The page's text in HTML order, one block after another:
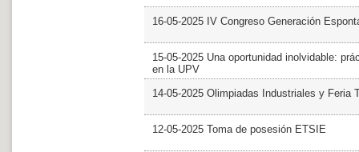
16-05-2025 IV Congreso Generación
15-05-2025 Una oportunidad inolvidable:
en la UPV
14-05-2025 Olimpiadas Industriales y Feria
12-05-2025 Toma de posesión ETSIE